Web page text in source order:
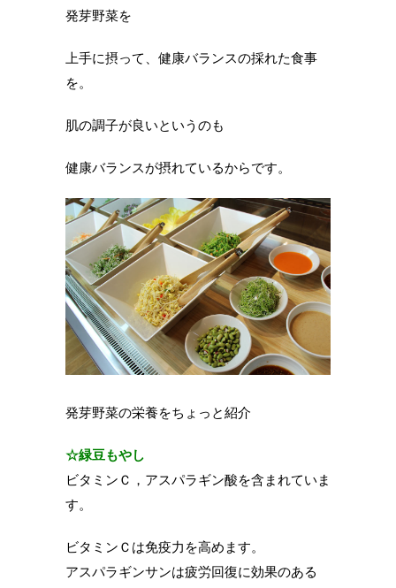
発芽野菜を
上手に摂って、健康バランスの採れた食事
を。
肌の調子が良いというのも
健康バランスが摂れているからです。
発芽野菜の栄養をちょっと紹介
☆緑豆もやし
ビタミンＣ，アスパラギン酸を含まれていま
す。
ビタミンＣは免疫力を高めます。
アスパラギンサンは疲労回復に効果のある